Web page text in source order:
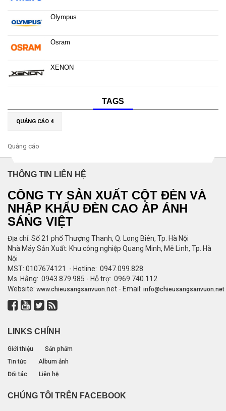
Olympus
Osram
XENON
TAGS
QUẢNG CÁO 4
Quảng cáo
THÔNG TIN LIÊN HỆ
CÔNG TY SẢN XUẤT CỘT ĐÈN VÀ
NHẬP KHẨU ĐÈN CAO ÁP ÁNH
SÁNG VIỆT
Địa chỉ: Số 21 phố Thượng Thanh, Q. Long Biên, Tp. Hà Nội
Nhà Máy Sản Xuất: Khu công nghiệp Quang Minh, Mê Linh, Tp. Hà
Nội
MST: 0107674121 - Hotline: 0947.099.828
Ms. Hằng: 0943.879.985 - Hỗ trợ: 0969.740.112
Website: www.chieusangsanvuon.net - Email: info@chieusangsanvuon.net
LINKS CHÍNH
Giới thiệu
Sản phẩm
Tin tức
Album ảnh
Đối tác
Liên hệ
CHÚNG TÔI TRÊN FACEBOOK